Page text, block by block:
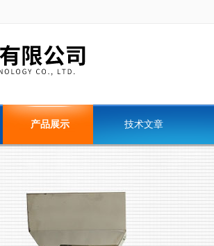
产品展示 技术文章